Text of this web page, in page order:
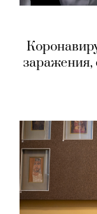
заражения,